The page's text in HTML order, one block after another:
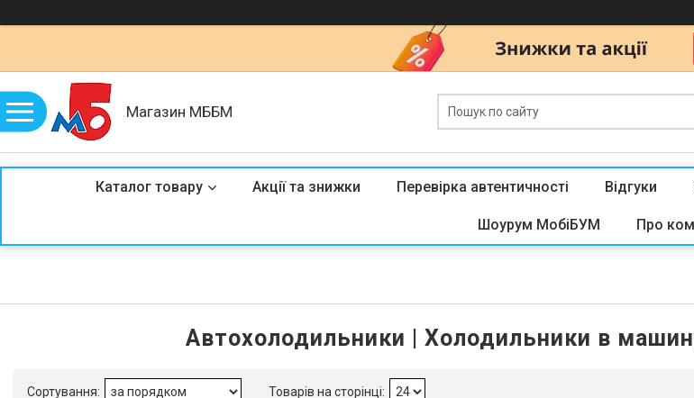
Магазин МББМ
Каталог товару Акції та знижки Перевірка автентичності Відгуки
Шоурум МобіБУМ Про
Автохолодильники | Холодильники в